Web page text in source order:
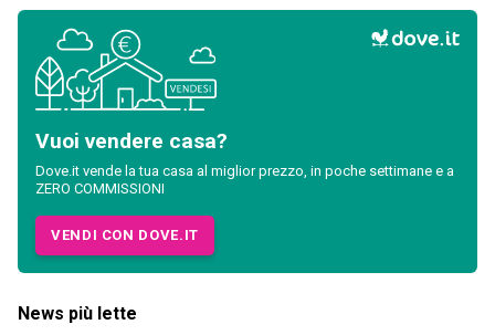
Vuoi vendere casa?
Dove.it vende la tua casa al miglior prezzo, in poche settimane e a
ZERO COMMISSIONI
VENDI CON DOVE.IT
News più lette